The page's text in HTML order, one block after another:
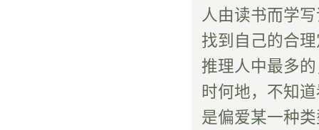
人由读书而学
找到自己的合
推理人中最多
时何地，不知
是偏爱某一种